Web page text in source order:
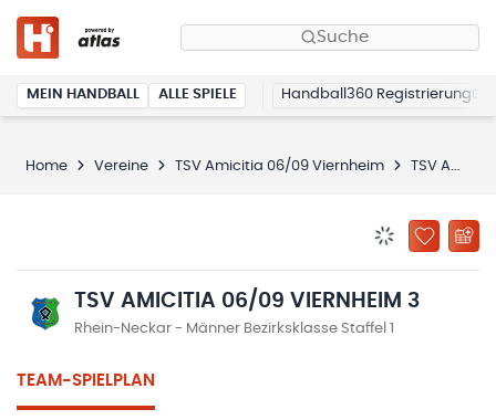
Suche
MEIN HANDBALL ALLE SPIELE Handball360 Registrierung
Home Vereine TSV Amicitia 06/09 Viernheim TSV Amicitia 06/09 Viernheim 3
ZU
TSV AMICITIA 06/09 VIERNHEIM 3
Rhein-Neckar - Männer Bezirksklasse Staffel 1
TEAM-SPIELPLAN